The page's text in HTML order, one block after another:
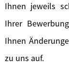
Ihnen jeweils
Ihrer
Ihnen
zu uns auf.